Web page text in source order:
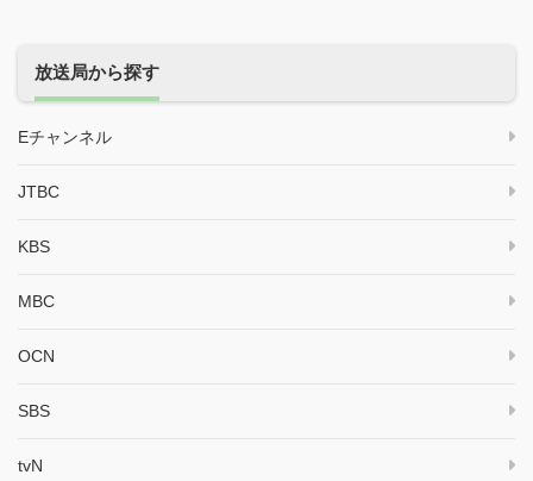
放送局から探す
Eチャンネル
JTBC
KBS
MBC
OCN
SBS
tvN